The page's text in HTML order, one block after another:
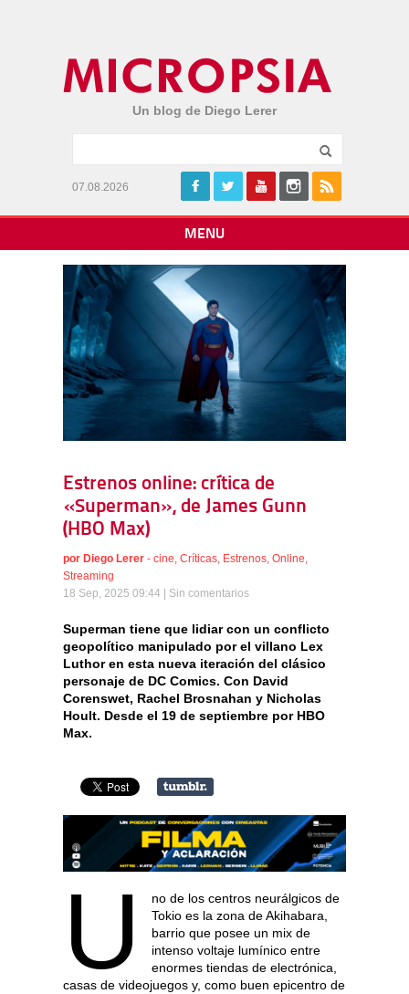
Un blog de Diego Lerer
07.08.2026
MENU
Estrenos online: crítica de
«Superman», de James Gunn
(HBO Max)
por Diego Lerer - cine, Críticas, Estrenos, Online,
Streaming
18 Sep, 2025 09:44 | Sin comentarios
Superman tiene que lidiar con un conflicto
geopolítico manipulado por el villano Lex
Luthor en esta nueva iteración del clásico
personaje de DC Comics. Con David
Corenswet, Rachel Brosnahan y Nicholas
Hoult. Desde el 19 de septiembre por HBO
Max.
U
no de los centros neurálgicos de
Tokio es la zona de Akihabara,
barrio que posee un mix de
intenso voltaje lumínico entre
enormes tiendas de electrónica,
casas de videojuegos y, como buen epicentro de